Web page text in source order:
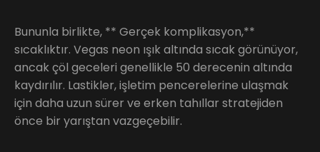
Bununla birlikte, ** Gerçek komplikasyon,**
sıcaklıktır. Vegas neon ışık altında sıcak görünüyor,
ancak çöl geceleri genellikle 50 derecenin altında
kaydırılır. Lastikler, işletim pencerelerine ulaşmak
için daha uzun sürer ve erken tahıllar stratejiden
önce bir yarıştan vazgeçebilir.